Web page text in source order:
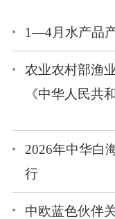
1—4月水产品
农业农村部渔
《中华人民共
2026年中华白
行
中欧蓝色伙伴